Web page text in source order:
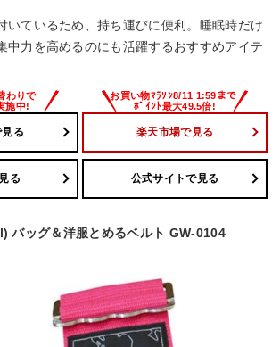
いているため、持ち運びに便利。睡眠時だけ
中力を高めるのにも活躍するおすすめアイテ
る 楽天市場で見る
る 公式サイトで見る
バッグ＆洋服とめるベルト GW-0104